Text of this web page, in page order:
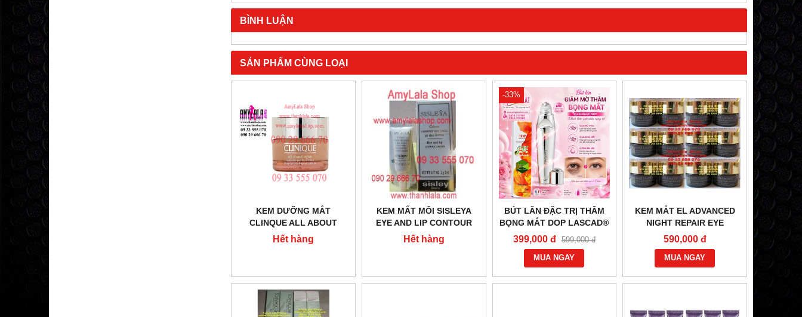
BÌNH LUẬN
SẢN PHẨM CÙNG LOẠI
KEM DƯỠNG MẮT
CLINQUE ALL ABOUT
EYES TRỊ THÂM QUẦNG
BỌNG MẮT 7ML -
Hết hàng
KEM MẮT MÔI SISLEYA
EYE AND LIP CONTOUR
CREAM 2ML - 0902966670 -
0933555070
Hết hàng
-33%
BÚT LĂN ĐẶC TRỊ THÂM
BỌNG MẮT DOP LASCAD®
EYE REFRESH (20ML) -
0858193968 - 0944193968
399,000 đ 599,000 đ
MUA NGAY
KEM MẮT EL ADVANCED
NIGHT REPAIR EYE
SYNCHRONIZED COMPLEX
5ML - 0902966670 -
0933555070
590,000 đ
MUA NGAY